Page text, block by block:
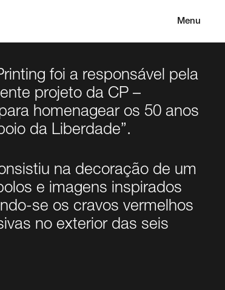
Menu
foi a responsável pela
projeto da CP –
homenagear os 50 anos
da Liberdade”.
na decoração de um
e imagens inspirados
se os cravos vermelhos
no exterior das seis